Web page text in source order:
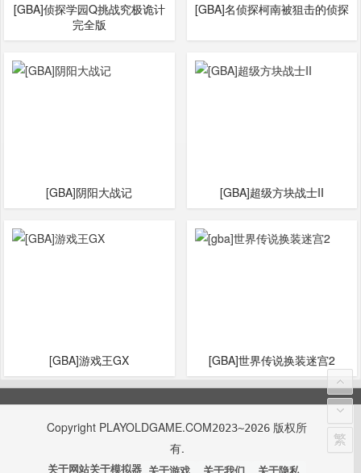
[GBA]侦探学园Q挑战究极诡计
完全版
[GBA]名侦探柯南被狙击的侦探
[GBA]阴阳大战记 [GBA]超级方块战士II
[GBA]游戏王GX [GBA]世界传说换装迷宫2
Copyright PLAYOLDGAME.COM2023~2026 版权所
有.
关于网站关于模拟器 关于游戏 关于我们 关于隐私
繁